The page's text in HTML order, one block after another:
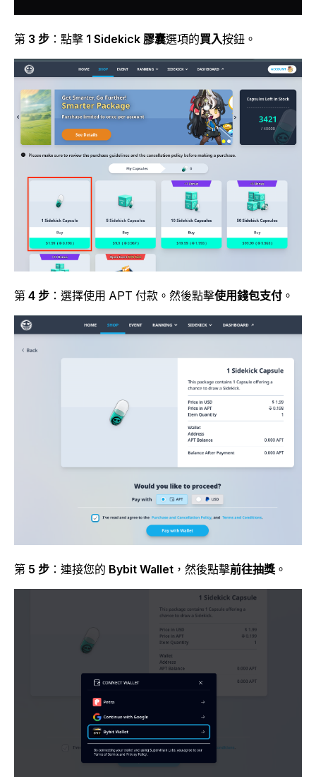
第 3 步 ：點擊 1 Sidekick 膠囊選項的買入按鈕。
第 4 步 ：選擇使用 APT 付款。然後點擊使用錢包支付 。
第 5 步 ：連接您的 Bybit Wallet ，然後點擊前往抽獎 。